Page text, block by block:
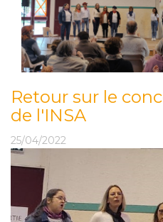
Retour sur le
de l'INSA
25/04/2022